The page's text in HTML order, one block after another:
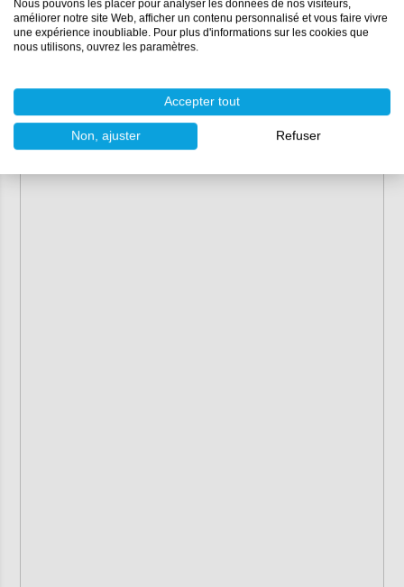
Nous pouvons les placer pour analyser les données de nos visiteurs,
améliorer notre site Web, afficher un contenu personnalisé et vous faire vivre
une expérience inoubliable. Pour plus d'informations sur les cookies que
nous utilisons, ouvrez les paramètres.
Accepter tout
Non, ajuster Refuser